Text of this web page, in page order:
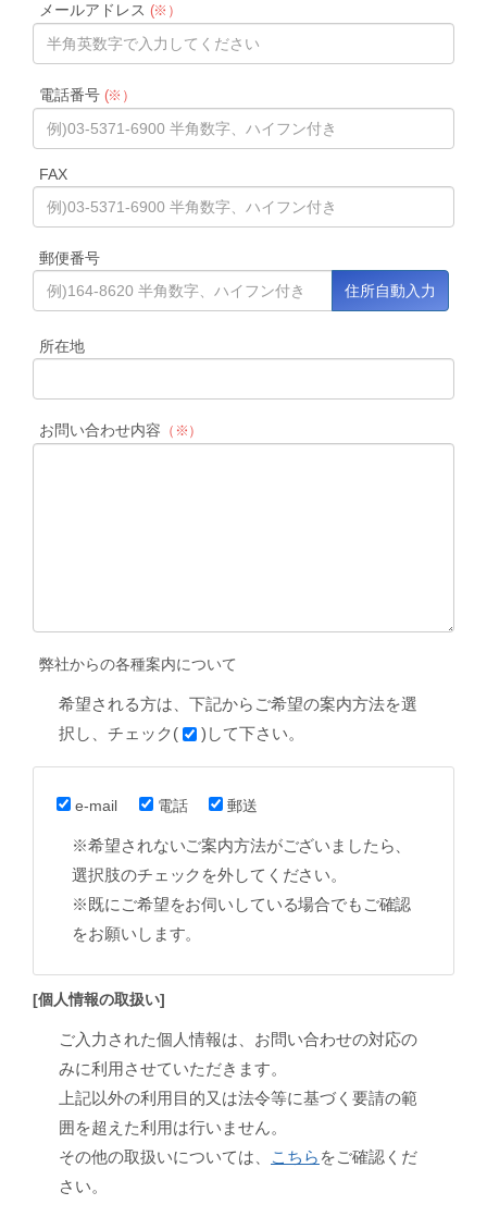
メールアドレス (※）
電話番号(※）
FAX
郵便番号
所在地
お問い合わせ内容 （※）
弊社からの各種案内について
希望される方は、下記からご希望の案内方法を選
択し、チェック(
)して下さい。
e-mail 電話 郵送
※希望されないご案内方法がございましたら、
選択肢のチェックを外してください。
※既にご希望をお伺いしている場合でもご確認
をお願いします。
[個人情報の取扱い]
ご入力された個人情報は、お問い合わせの対応の
みに利用させていただきます。
上記以外の利用目的又は法令等に基づく要請の範
囲を超えた利用は行いません。
その他の取扱いについては、
こちら をご確認くだ
さい。